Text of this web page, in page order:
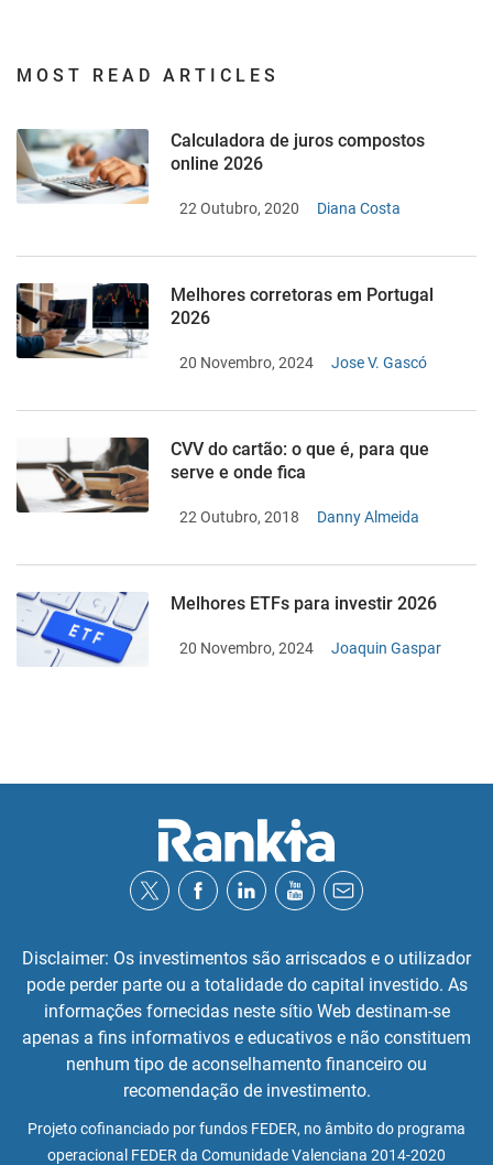
MOST READ ARTICLES
Calculadora de juros compostos
online 2026
22 Outubro, 2020 Diana Costa
Melhores corretoras em Portugal
2026
20 Novembro, 2024 Jose V. Gascó
CVV do cartão: o que é, para que
serve e onde fica
22 Outubro, 2018 Danny Almeida
Melhores ETFs para investir 2026
20 Novembro, 2024 Joaquin Gaspar
Disclaimer: Os investimentos são arriscados e o utilizador
pode perder parte ou a totalidade do capital investido. As
informações fornecidas neste sítio Web destinam-se
apenas a fins informativos e educativos e não constituem
nenhum tipo de aconselhamento financeiro ou
recomendação de investimento.
Projeto cofinanciado por fundos FEDER, no âmbito do programa
operacional FEDER da Comunidade Valenciana 2014-2020